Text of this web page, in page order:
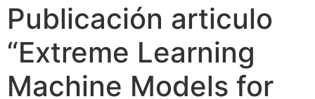
Publicación articulo
“Extreme Learning
Machine Models for